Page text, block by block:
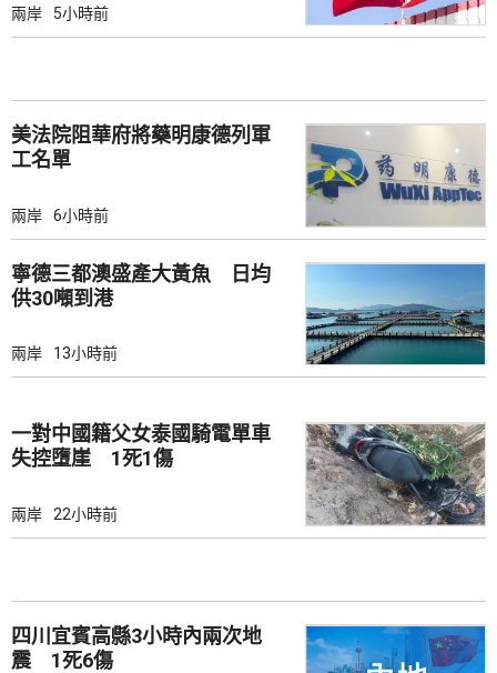
兩岸 5小時前
美法院阻華府將藥明康德列軍
工名單
兩岸 6小時前
寧德三都澳盛產大黃魚 日均
供30噸到港
兩岸 13小時前
一對中國籍父女泰國騎電單車
失控墮崖 1死1傷
兩岸 22小時前
四川宜賓高縣3小時內兩次地
震 1死6傷